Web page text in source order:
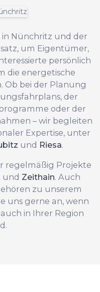
in Nünchritz und der
um Eigentümer,
persönlich
die energetische
Ob bei der Planung
der
oder der
– wir begleiten
Expertise, unter
und Riesa.
regelmäßig Projekte
und Zeithain. Auch
zu unserem
uns gerne an, wenn
in Ihrer Region